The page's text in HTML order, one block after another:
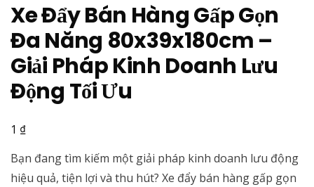
Xe Đẩy Bán Hàng Gấp Gọn
Đa Năng 80x39x180cm –
Giải Pháp Kinh Doanh Lưu
Động Tối Ưu
1 ₫
Bạn đang tìm kiếm một giải pháp kinh doanh lưu động
hiệu quả, tiện lợi và thu hút? Xe đẩy bán hàng gấp gọn